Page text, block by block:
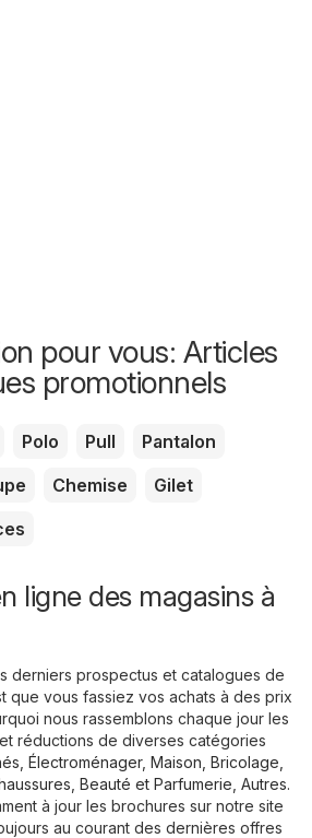
pour vous: Articles
promotionnels
Polo Pull
Pantalon
Chemise
Gilet
ligne des magasins à
derniers prospectus et catalogues de
que vous fassiez vos achats à des prix
nous rassemblons chaque jour les
réductions de diverses catégories
Électroménager, Maison, Bricolage,
Beauté et Parfumerie Autres.
à jour les brochures sur notre site
au courant des dernières offres